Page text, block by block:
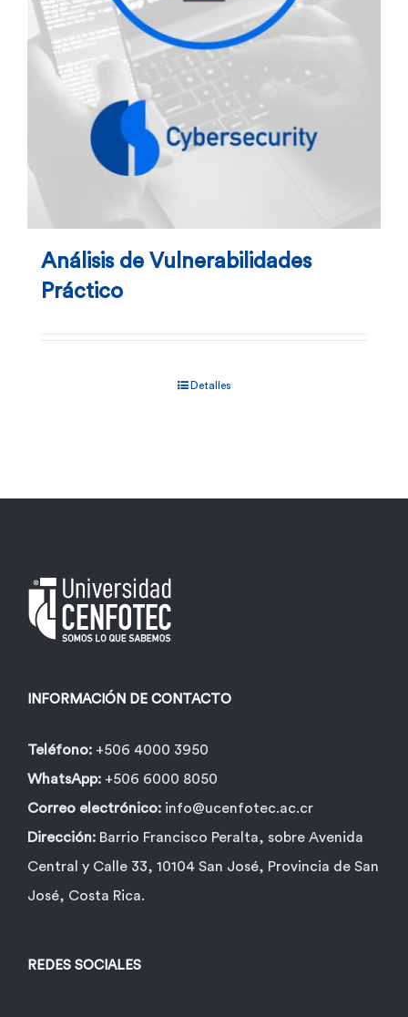
Análisis de Vulnerabilidades
Práctico
Detalles
INFORMACIÓN DE CONTACTO
Teléfono: +506 4000 3950
WhatsApp: +506 6000 8050
Correo electrónico: info@ucenfotec.ac.cr
Dirección: Barrio Francisco Peralta, sobre Avenida
Central y Calle 33, 10104 San José, Provincia de San
José, Costa Rica.
REDES SOCIALES